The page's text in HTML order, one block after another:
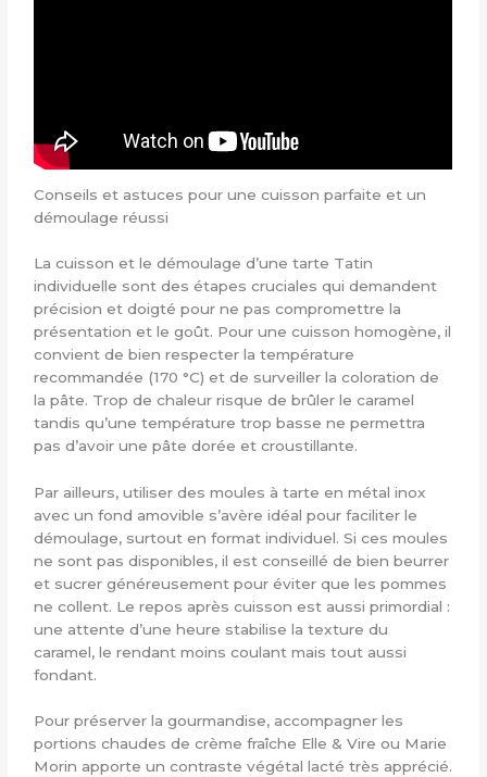
Conseils et astuces pour une cuisson parfaite et un
démoulage réussi
La cuisson et le démoulage d’une tarte Tatin
individuelle sont des étapes cruciales qui demandent
précision et doigté pour ne pas compromettre la
présentation et le goût. Pour une cuisson homogène, il
convient de bien respecter la température
recommandée (170 °C) et de surveiller la coloration de
la pâte. Trop de chaleur risque de brûler le caramel
tandis qu’une température trop basse ne permettra
pas d’avoir une pâte dorée et croustillante.
Par ailleurs, utiliser des moules à tarte en métal inox
avec un fond amovible s’avère idéal pour faciliter le
démoulage, surtout en format individuel. Si ces moules
ne sont pas disponibles, il est conseillé de bien beurrer
et sucrer généreusement pour éviter que les pommes
ne collent. Le repos après cuisson est aussi primordial :
une attente d’une heure stabilise la texture du
caramel, le rendant moins coulant mais tout aussi
fondant.
Pour préserver la gourmandise, accompagner les
portions chaudes de crème fraîche Elle & Vire ou Marie
Morin apporte un contraste végétal lacté très apprécié.